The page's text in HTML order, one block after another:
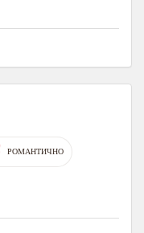
РОМАНТИЧНО